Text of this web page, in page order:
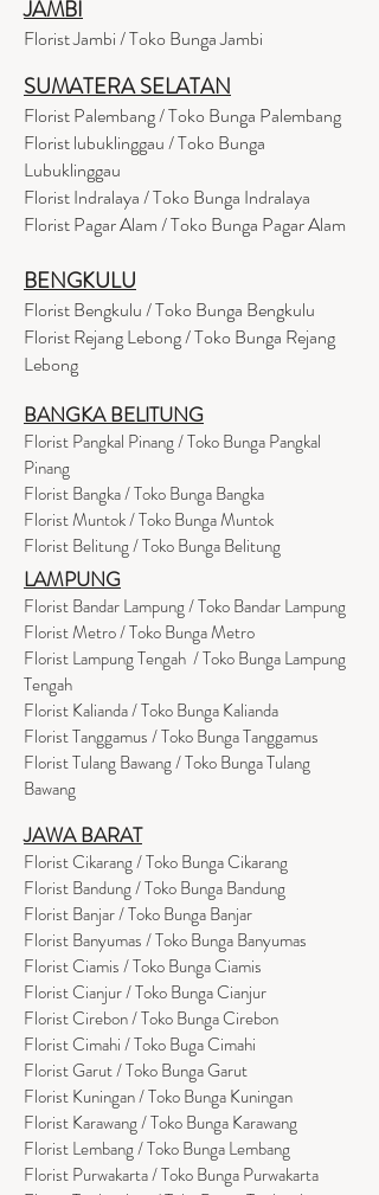
JAMBI
Florist Jambi / Toko Bunga Jambi
SUMATERA SELATAN
Florist Palembang / Toko Bunga Palembang
Florist lubuklinggau / Toko Bunga
Lubuklinggau
Florist Indralaya / Toko Bunga Indralaya
Florist Pagar Alam / Toko Bunga Pagar Alam
BENGKULU
Florist Bengkulu / Toko Bunga Bengkulu
Florist Rejang Lebong / Toko Bunga Rejang
Lebong
BANGKA BELITUNG
Florist Pangkal Pinang / Toko Bunga Pangkal
Pinang
Florist Bangka / Toko Bunga Bangka
Florist Muntok / Toko Bunga Muntok
Florist Belitung / Toko Bunga Belitung
LAMPUNG
Florist Bandar Lampung / Toko Bandar Lampung
Florist Metro / Toko Bunga Metro
Florist Lampung Tengah / Toko Bunga Lampung
Tengah
Florist Kalianda / Toko Bunga Kalianda
Florist Tanggamus / Toko Bunga Tanggamus
Florist Tulang Bawang / Toko Bunga Tulang
Bawang
JAWA BARAT
Florist Cikarang/ Toko Bunga Cikarang
Florist Bandung / Toko Bunga Bandung
Florist Banjar / Toko Bunga Banjar
Florist Banyumas / Toko Bunga Banyumas
Florist Ciamis / Toko Bunga Ciamis
Florist Cianjur / Toko Bunga Cianjur
Florist Cirebon / Toko Bunga Cirebon
Florist Cimahi / Toko Buga Cimahi
Florist Garut / Toko Bunga Garut
Florist Kuningan / Toko Bunga Kuningan
Florist Karawang / Toko Bunga Karawang
Florist Lembang / Toko Bunga Lembang
Florist Purwakarta / Toko Bunga Purwakarta